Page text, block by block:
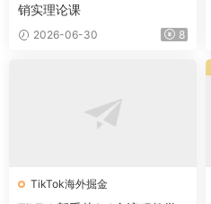
销实理论课
2026-06-30 8
TikTok海外掘金